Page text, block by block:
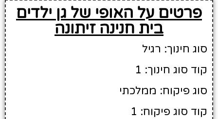
פרטים על האופי של גן ילדים
בית חנינה זיתונה
סוג חינוך: רגיל
קוד סוג חינוך: 1
סוג פיקוח: ממלכתי
קוד סוג פיקוח: 1